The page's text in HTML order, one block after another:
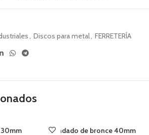
Discos para metal FERRETERÍA
Candado de bronce 40mm